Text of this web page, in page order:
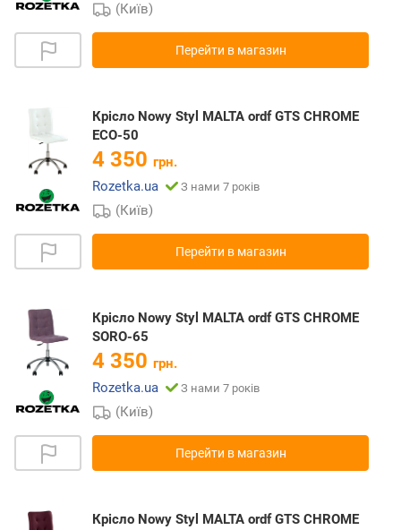
(Київ)
Перейти в магазин
Крісло Nowy Styl MALTA ordf GTS CHROME
ECO-50
4 350 грн.
Rozetka.ua
З нами 7 років
(Київ)
Перейти в магазин
Крісло Nowy Styl MALTA ordf GTS CHROME
SORO-65
4 350 грн.
Rozetka.ua
З нами 7 років
(Київ)
Перейти в магазин
Крісло Nowy Styl MALTA ordf GTS CHROME